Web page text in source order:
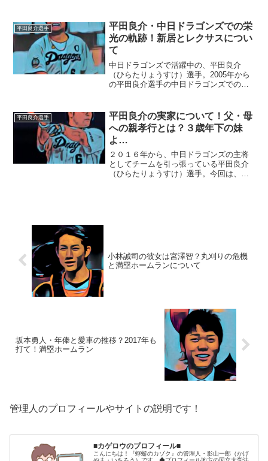
た。その結末と、平田選手の応援歌につ
いて、ご紹介していきます。■...
平田良介選手
平田良介・中日ドラゴンズでの栄
光の軌跡！新居とレクサスについ
て
中日ドラゴンズで活躍中の、平田良介
（ひらたりょうすけ）選手。2005年から
の平田良介選手の中日ドラゴンズでの活
ゴンズでの活躍2005年高校生ドラフト
で、中日ドラゴンズ...
平田良介選手
平田良介の実家について！父・母
への親孝行とは？３歳年下の妹
よ…
２０１６年から、中日ドラゴンズの主将
としてチームを引っ張っている平田良介
（ひらたりょうすけ）選手。今回は、平
小林誠司の彼女は宮澤智？丸刈りの危機
と満塁ホームランについて
坂本勇人・年俸と愛車の推移？2017年も
打て！満塁ホームラン
管理人のプロフィールやサイトの説明です！
■カゲロウのプロフィール■
こんにちは！『蜉蝣のカゾク』の管理人・影山一郎（かげ